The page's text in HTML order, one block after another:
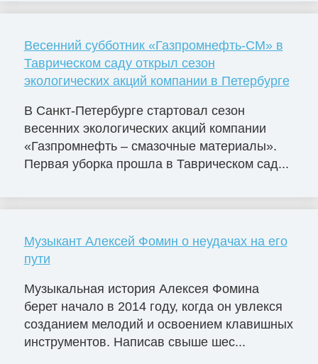
Весенний субботник «Газпромнефть-СМ» в
Таврическом саду открыл сезон
экологических акций компании в Петербурге
В Санкт-Петербурге стартовал сезон
весенних экологических акций компании
«Газпромнефть – смазочные материалы».
Первая уборка прошла в Таврическом сад...
Музыкант Алексей Фомин о неудачах на его
пути
Музыкальная история Алексея Фомина
берет начало в 2014 году, когда он увлекся
созданием мелодий и освоением клавишных
инструментов. Написав свыше шес...